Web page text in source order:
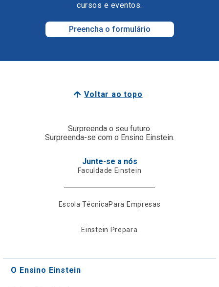
cursos e eventos.
Preencha o formulário
Voltar ao topo
Surpreenda o seu futuro.
Surpreenda-se com o Ensino Einstein.
Junte-se a nós
Faculdade Einstein
Escola TécnicaPara Empresas
Einstein Prepara
O Ensino Einstein